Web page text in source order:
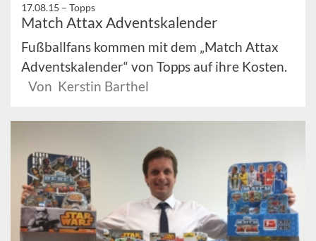
17.08.15 – Topps
Match Attax Adventskalender
Fußballfans kommen mit dem „Match Attax
Adventskalender“ von Topps auf ihre Kosten.
Von Kerstin Barthel